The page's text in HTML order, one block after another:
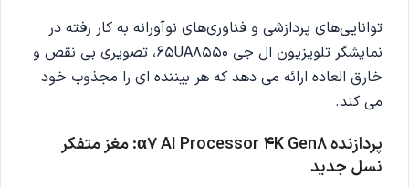
توانایی‌های پردازشی و فناوری‌های نوآورانه به کار رفته در
نمایشگر تلویزیون ال جی 65UA8550، تصویری بی نقص و
خارق العاده ارائه می دهد که هر بیننده ای را مجذوب خود
می کند.
پردازنده α7 AI Processor 4K Gen8: مغز متفکر
نسل جدید